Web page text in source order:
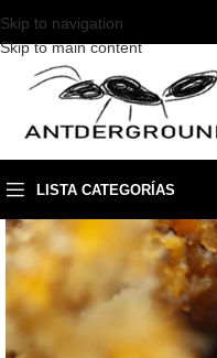
Skip to navigation
Skip to main content
LISTA CATEGORÍAS